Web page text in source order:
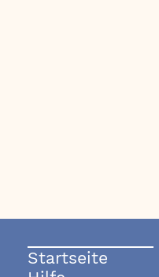
Startseite